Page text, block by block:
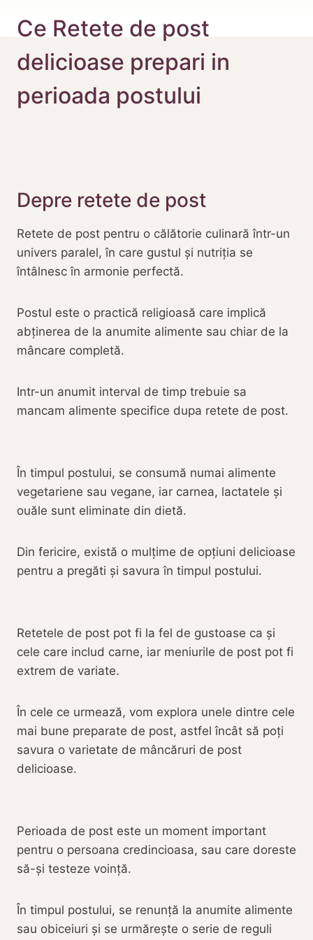
Ce Retete de post
delicioase prepari in
perioada postului
Depre retete de post
Retete de post pentru o călătorie culinară într-un
univers paralel, în care gustul și nutriția se
întâlnesc în armonie perfectă.
Postul este o practică religioasă care implică
abținerea de la anumite alimente sau chiar de la
mâncare completă.
Intr-un anumit interval de timp trebuie sa
mancam alimente specifice dupa retete de post.
În timpul postului, se consumă numai alimente
vegetariene sau vegane, iar carnea, lactatele și
ouăle sunt eliminate din dietă.
Din fericire, există o mulțime de opțiuni delicioase
pentru a pregăti și savura în timpul postului.
Retetele de post pot fi la fel de gustoase ca și
cele care includ carne, iar meniurile de post pot fi
extrem de variate.
În cele ce urmează, vom explora unele dintre cele
mai bune preparate de post, astfel încât să poți
savura o varietate de mâncăruri de post
delicioase.
Perioada de post este un moment important
pentru o persoana credincioasa, sau care doreste
să-și testeze voință.
În timpul postului, se renunță la anumite alimente
sau obiceiuri și se urmărește o serie de reguli